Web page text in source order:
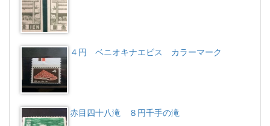
４円 ベニオキナエビス カラーマーク
赤目四十八滝 ８円千手の滝